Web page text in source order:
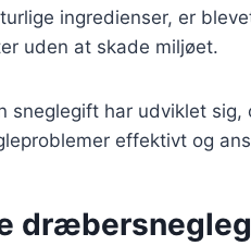
ingredienser, er
uden at skade miljøet.
sneglegift har udviklet
effektivt og